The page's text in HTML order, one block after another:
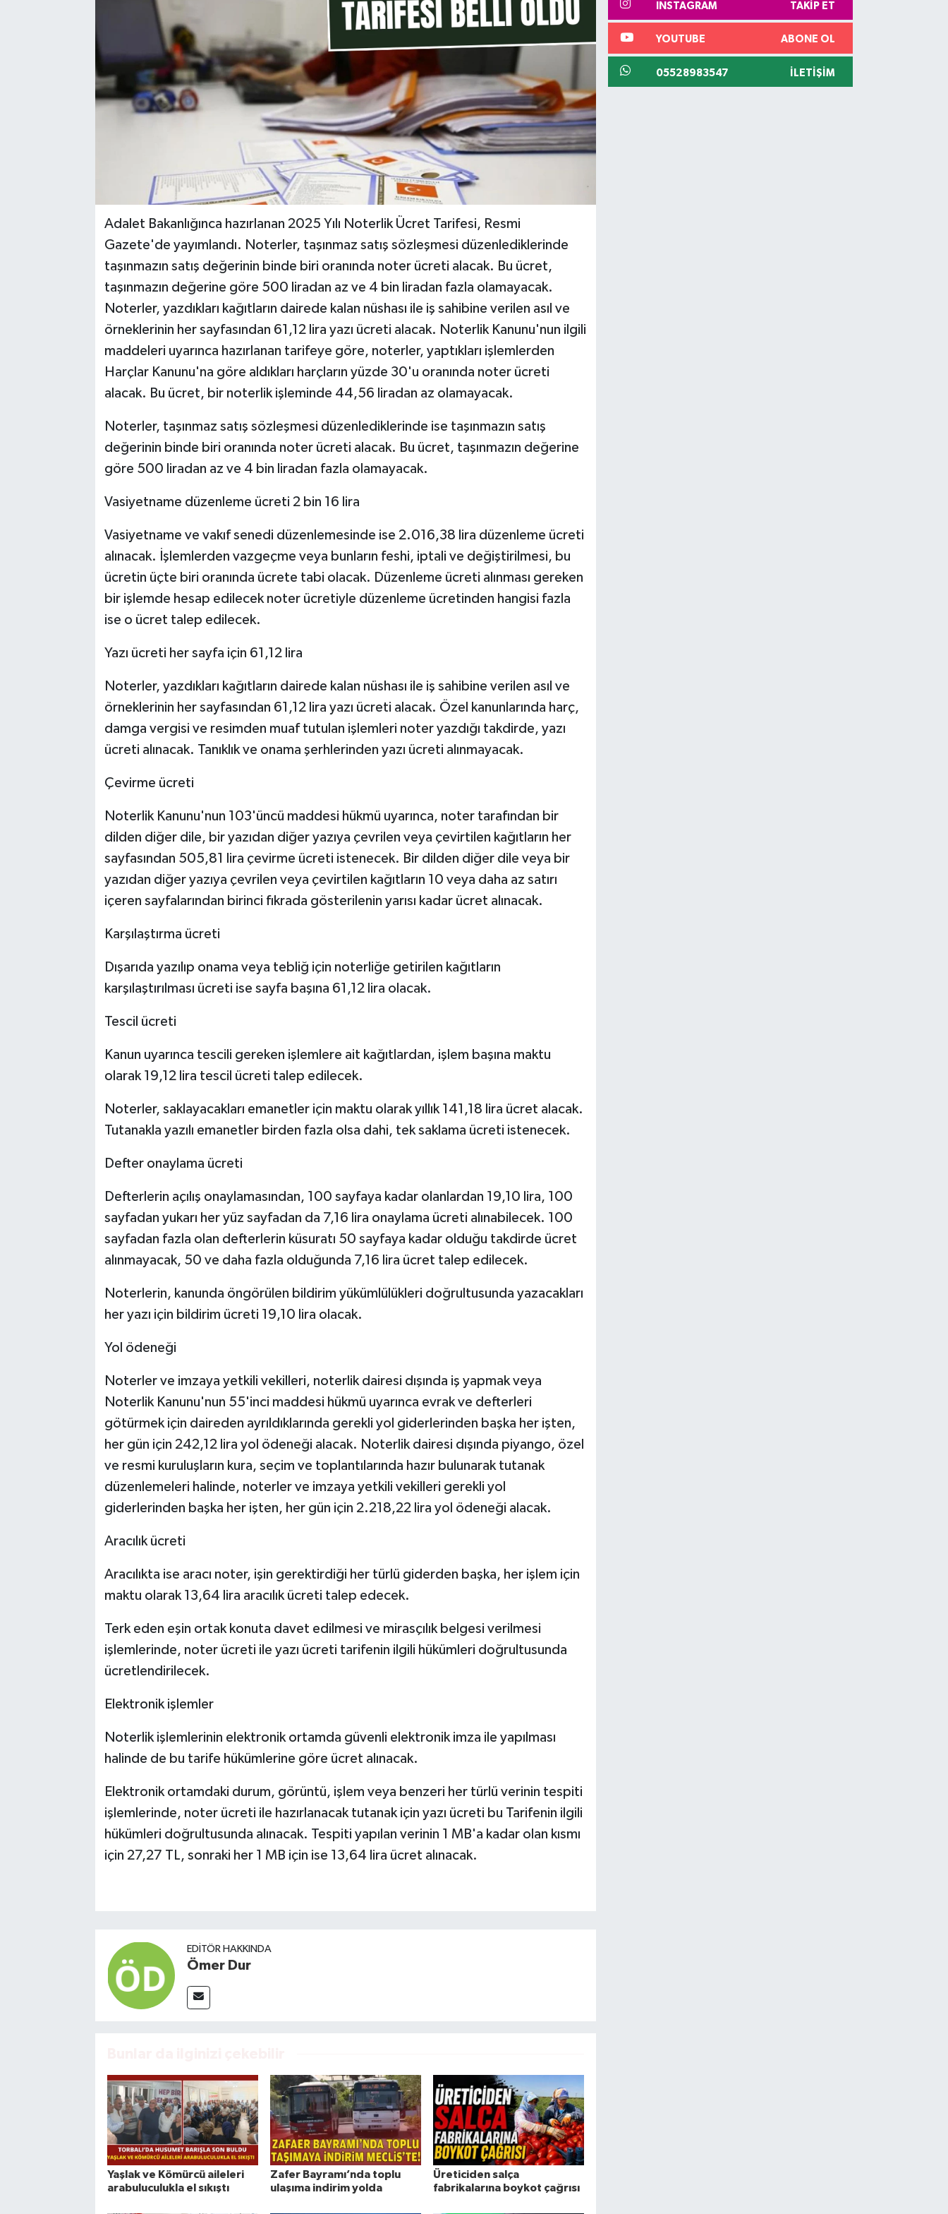
Adalet Bakanlığınca hazırlanan 2025 Yılı Noterlik Ücret Tarifesi, Resmi
Gazete'de yayımlandı. Noterler, taşınmaz satış sözleşmesi düzenlediklerinde
taşınmazın satış değerinin binde biri oranında noter ücreti alacak. Bu ücret,
taşınmazın değerine göre 500 liradan az ve 4 bin liradan fazla olamayacak.
Noterler, yazdıkları kağıtların dairede kalan nüshası ile iş sahibine verilen asıl ve
örneklerinin her sayfasından 61,12 lira yazı ücreti alacak. Noterlik Kanunu'nun ilgili
maddeleri uyarınca hazırlanan tarifeye göre, noterler, yaptıkları işlemlerden
Harçlar Kanunu'na göre aldıkları harçların yüzde 30'u oranında noter ücreti
alacak. Bu ücret, bir noterlik işleminde 44,56 liradan az olamayacak.
Noterler, taşınmaz satış sözleşmesi düzenlediklerinde ise taşınmazın satış
değerinin binde biri oranında noter ücreti alacak. Bu ücret, taşınmazın değerine
göre 500 liradan az ve 4 bin liradan fazla olamayacak.
Vasiyetname düzenleme ücreti 2 bin 16 lira
Vasiyetname ve vakıf senedi düzenlemesinde ise 2.016,38 lira düzenleme ücreti
alınacak. İşlemlerden vazgeçme veya bunların feshi, iptali ve değiştirilmesi, bu
ücretin üçte biri oranında ücrete tabi olacak. Düzenleme ücreti alınması gereken
bir işlemde hesap edilecek noter ücretiyle düzenleme ücretinden hangisi fazla
ise o ücret talep edilecek.
Yazı ücreti her sayfa için 61,12 lira
Noterler, yazdıkları kağıtların dairede kalan nüshası ile iş sahibine verilen asıl ve
örneklerinin her sayfasından 61,12 lira yazı ücreti alacak. Özel kanunlarında harç,
damga vergisi ve resimden muaf tutulan işlemleri noter yazdığı takdirde, yazı
ücreti alınacak. Tanıklık ve onama şerhlerinden yazı ücreti alınmayacak.
Çevirme ücreti
Noterlik Kanunu'nun 103'üncü maddesi hükmü uyarınca, noter tarafından bir
dilden diğer dile, bir yazıdan diğer yazıya çevrilen veya çevirtilen kağıtların her
sayfasından 505,81 lira çevirme ücreti istenecek. Bir dilden diğer dile veya bir
yazıdan diğer yazıya çevrilen veya çevirtilen kağıtların 10 veya daha az satırı
içeren sayfalarından birinci fıkrada gösterilenin yarısı kadar ücret alınacak.
Karşılaştırma ücreti
Dışarıda yazılıp onama veya tebliğ için noterliğe getirilen kağıtların
karşılaştırılması ücreti ise sayfa başına 61,12 lira olacak.
Tescil ücreti
Kanun uyarınca tescili gereken işlemlere ait kağıtlardan, işlem başına maktu
olarak 19,12 lira tescil ücreti talep edilecek.
Noterler, saklayacakları emanetler için maktu olarak yıllık 141,18 lira ücret alacak.
Tutanakla yazılı emanetler birden fazla olsa dahi, tek saklama ücreti istenecek.
Defter onaylama ücreti
Defterlerin açılış onaylamasından, 100 sayfaya kadar olanlardan 19,10 lira, 100
sayfadan yukarı her yüz sayfadan da 7,16 lira onaylama ücreti alınabilecek. 100
sayfadan fazla olan defterlerin küsuratı 50 sayfaya kadar olduğu takdirde ücret
alınmayacak, 50 ve daha fazla olduğunda 7,16 lira ücret talep edilecek.
Noterlerin, kanunda öngörülen bildirim yükümlülükleri doğrultusunda yazacakları
her yazı için bildirim ücreti 19,10 lira olacak.
Yol ödeneği
Noterler ve imzaya yetkili vekilleri, noterlik dairesi dışında iş yapmak veya
Noterlik Kanunu'nun 55'inci maddesi hükmü uyarınca evrak ve defterleri
götürmek için daireden ayrıldıklarında gerekli yol giderlerinden başka her işten,
her gün için 242,12 lira yol ödeneği alacak. Noterlik dairesi dışında piyango, özel
ve resmi kuruluşların kura, seçim ve toplantılarında hazır bulunarak tutanak
düzenlemeleri halinde, noterler ve imzaya yetkili vekilleri gerekli yol
giderlerinden başka her işten, her gün için 2.218,22 lira yol ödeneği alacak.
Aracılık ücreti
Aracılıkta ise aracı noter, işin gerektirdiği her türlü giderden başka, her işlem için
maktu olarak 13,64 lira aracılık ücreti talep edecek.
Terk eden eşin ortak konuta davet edilmesi ve mirasçılık belgesi verilmesi
işlemlerinde, noter ücreti ile yazı ücreti tarifenin ilgili hükümleri doğrultusunda
ücretlendirilecek.
Elektronik işlemler
Noterlik işlemlerinin elektronik ortamda güvenli elektronik imza ile yapılması
halinde de bu tarife hükümlerine göre ücret alınacak.
Elektronik ortamdaki durum, görüntü, işlem veya benzeri her türlü verinin tespiti
işlemlerinde, noter ücreti ile hazırlanacak tutanak için yazı ücreti bu Tarifenin ilgili
hükümleri doğrultusunda alınacak. Tespiti yapılan verinin 1 MB'a kadar olan kısmı
için 27,27 TL, sonraki her 1 MB için ise 13,64 lira ücret alınacak.
EDITÖR HAKKINDA
Ömer Dur
Yaşlak ve Kömürcü aileleri
arabuluculukla el sıkıştı
Zafer Bayramı’nda toplu
ulaşıma indirim yolda
Üreticiden salça
fabrikalarına boykot çağrısı
INSTAGRAM TAKIP ET
YOUTUBE ABONE OL
05528983547 İLETIŞIM